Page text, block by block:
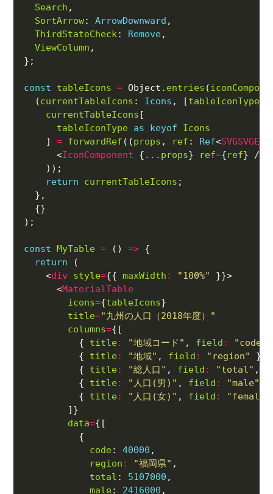
Search
SortArrow: ArrowDownward
ThirdStateCheck: Remove
ViewColumn
const tableIcons = Object. entries (
  (
currentTableIcons : Icons , [tableIconType,
currentTableIcons
tableIconType
as keyof
Icons
    ]
= forwardRef ((props , ref : Ref<
      <
IconComponent { ...props} ref={ref
return
currentTableIcons
const MyTable = () =>
return
    <
div style={{ maxWidth : "100%"
}}>
      <
MaterialTable
icons={tableIcons
title="九州の人口（2018年度）"
columns=
          {
title: "地域コード" , field : "code"
          {
title: "地域" , field : "region"
          {
title: "総人口" , field : "total" ,
          {
title: "人口(男)" , field : "male"
          {
title: "人口(女)" , field : "female"
data=
code: 40000
region : "福岡県"
total : 5107000
male: 2416000